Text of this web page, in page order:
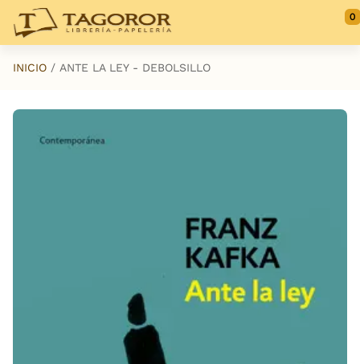
Saltar al contenido principal
0
INICIO ANTE LA LEY - DEBOLSILLO